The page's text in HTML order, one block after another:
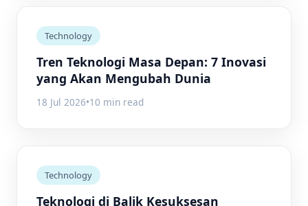
Technology
Tren Teknologi Masa Depan: 7 Inovasi
yang Akan Mengubah Dunia
18 Jul 2026•10 min read
Technology
Teknologi di Balik Kesuksesan